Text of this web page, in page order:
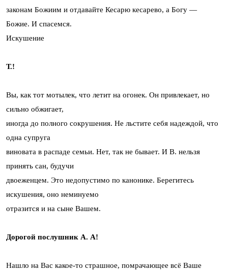
законам Божиим и отдавайте Кесарю кесарево, а Богу —
Божие. И спасемся.
Искушение
Т.!
Вы, как тот мотылек, что летит на огонек. Он привлекает, но
сильно обжигает,
иногда до полного сокрушения. Не льстите себя надеждой, что
одна супруга
виновата в распаде семьи. Нет, так не бывает. И В. нельзя
принять сан, будучи
двоеженцем. Это недопустимо по канонике. Берегитесь
искушения, оно неминуемо
отразится и на сыне Вашем.
Дорогой послушник А. А!
Нашло на Вас какое-то страшное, помрачающее всё Ваше